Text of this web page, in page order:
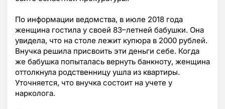
По информации ведомства, в июле 2018 года
женщина гостила у своей 83–летней бабушки. Она
увидела, что на столе лежит купюра в 2000 рублей.
Внучка решила присвоить эти деньги себе. Когда
же бабушка попыталась вернуть банкноту, женщина
оттолкнула родственницу ушла из квартиры.
Уточняется, что внучка состоит на учете у
нарколога.